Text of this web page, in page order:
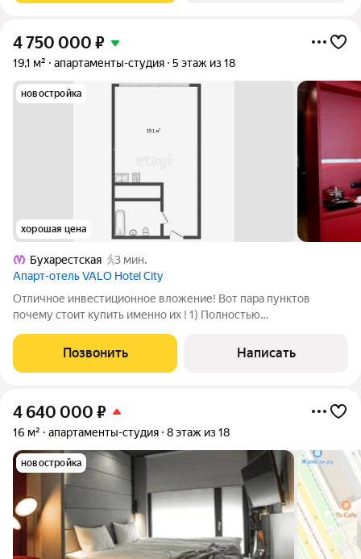
4 750 000 ₽
19,1 м² апартаменты-студия 5 этаж из 18
новостройка
хорошая цена
Бухарестская
3 мин.
Апарт-отель VALO Hotel City
Отличное инвестиционное вложение! Вот пара пунктов
почему стоит купить именно их ! 1) Полностью
современного жилого комплекса. После покупки можно сразу
получать стабильный доход от аренды. Для
Позвонить Написать
4 640 000 ₽
16 м² апартаменты-студия 8 этаж из 18
новостройка